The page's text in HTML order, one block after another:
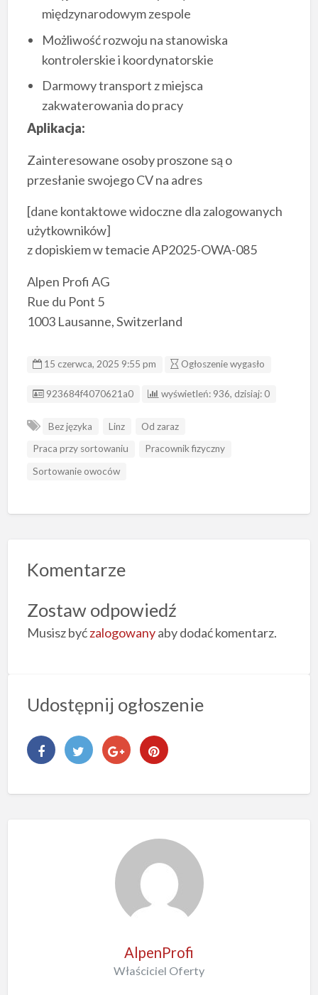
międzynarodowym zespole
Możliwość rozwoju na stanowiska
kontrolerskie i koordynatorskie
Darmowy transport z miejsca
zakwaterowania do pracy
Aplikacja:
Zainteresowane osoby proszone są o
przesłanie swojego CV na adres
[dane kontaktowe widoczne dla zalogowanych
użytkowników]
z dopiskiem w temacie AP2025-OWA-085
Alpen Profi AG
Rue du Pont 5
1003 Lausanne, Switzerland
15 czerwca, 2025 9:55 pm Ogłoszenie wygasło
ID ogłoszenia
923684f4070621a0 wyświetleń: 936, dzisiaj: 0
Bez języka Linz
Od zaraz
Praca przy sortowaniu
Pracownik fizyczny
Sortowanie owoców
Komentarze
Zostaw odpowiedź
Musisz byćzalogowanyaby dodać komentarz.
Udostępnij ogłoszenie
AlpenProfi
Właściciel Oferty